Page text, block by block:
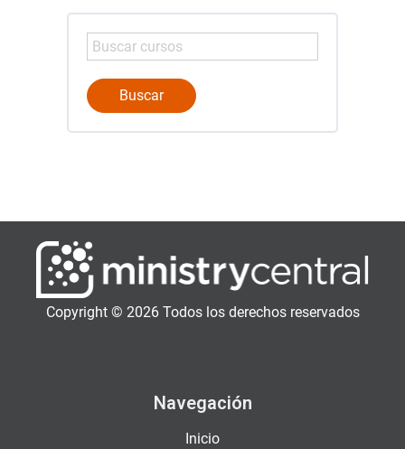
Copyright © 2026 Todos los derechos reservados
Navegación
Inicio